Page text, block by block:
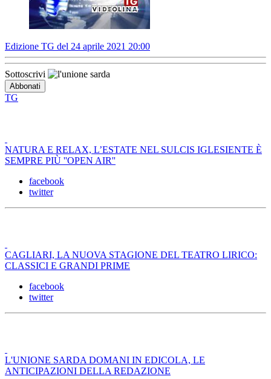
Edizione TG del 24 aprile 2021 20:00
Sottoscrivi
TG
NATURA E RELAX, L’ESTATE NEL SULCIS IGLESIENTE È
SEMPRE PIÙ ''OPEN AIR''
facebook
twitter
CAGLIARI, LA NUOVA STAGIONE DEL TEATRO LIRICO:
CLASSICI E GRANDI PRIME
facebook
twitter
L'UNIONE SARDA DOMANI IN EDICOLA, LE
ANTICIPAZIONI DELLA REDAZIONE